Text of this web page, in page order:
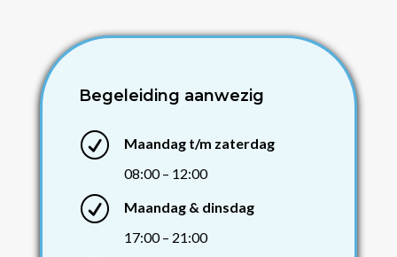
Begeleiding aanwezig
R
Maandag t/m zaterdag
08:00 – 12:00
R
Maandag & dinsdag
17:00 – 21:00